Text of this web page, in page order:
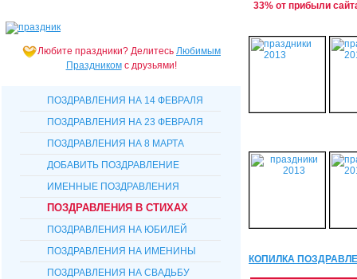
33% от прибыли
Любите праздники? Делитесь Любимым
Праздником с друзьями!
ПОЗДРАВЛЕНИЯ НА 14 ФЕВРАЛЯ
ПОЗДРАВЛЕНИЯ НА 23 ФЕВРАЛЯ
ПОЗДРАВЛЕНИЯ НА 8 МАРТА
ДОБАВИТЬ ПОЗДРАВЛЕНИЕ
ИМЕННЫЕ ПОЗДРАВЛЕНИЯ
ПОЗДРАВЛЕНИЯ В СТИХАХ
ПОЗДРАВЛЕНИЯ НА ЮБИЛЕЙ
ПОЗДРАВЛЕНИЯ НА ИМЕНИНЫ
ПОЗДРАВЛЕНИЯ НА СВАДЬБУ
КОПИЛКА